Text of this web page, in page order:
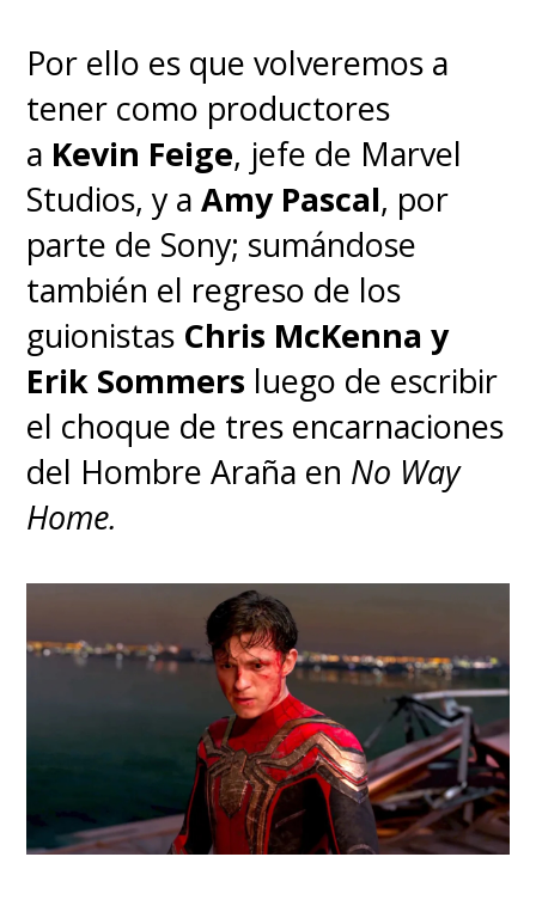
Por ello es que volveremos a
tener como productores
a Kevin Feige, jefe de Marvel
Studios, y a Amy Pascal, por
parte de Sony; sumándose
también el regreso de los
guionistas Chris McKenna y
Erik Sommers luego de escribir
el choque de tres encarnaciones
del Hombre Araña en No Way
Home.